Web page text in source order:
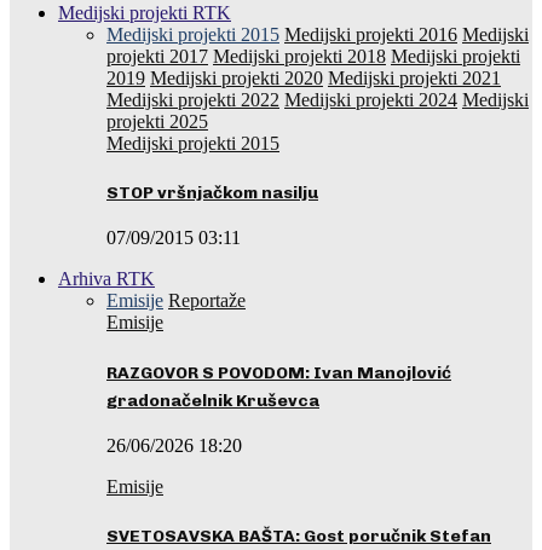
Medijski projekti RTK
Medijski projekti 2015 Medijski projekti 2016 Medijski
projekti 2017 Medijski projekti 2018 Medijski projekti
2019 Medijski projekti 2020 Medijski projekti 2021
Medijski projekti 2022 Medijski projekti 2024 Medijski
projekti 2025
Medijski projekti 2015
STOP vršnjačkom nasilju
07/09/2015 03:11
Arhiva RTK
Emisije Reportaže
Emisije
RAZGOVOR S POVODOM: Ivan Manojlović
gradonačelnik Kruševca
26/06/2026 18:20
Emisije
SVETOSAVSKA BAŠTA: Gost poručnik Stefan